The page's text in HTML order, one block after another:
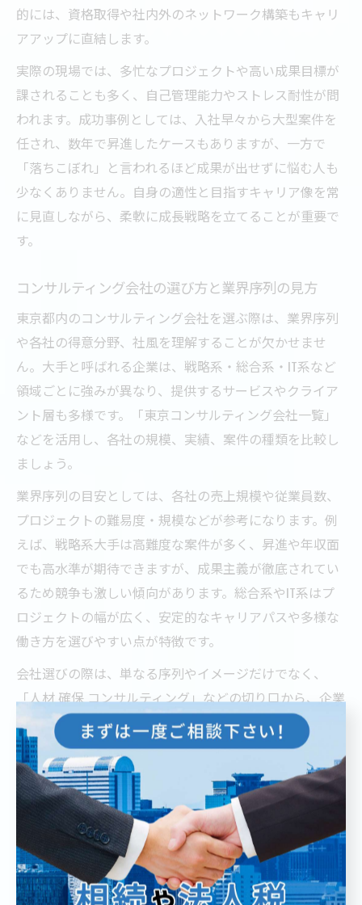
的には、資格取得や社内外のネットワーク構築もキャリ
アアップに直結します。
実際の現場では、多忙なプロジェクトや高い成果目標が
課されることも多く、自己管理能力やストレス耐性が問
われます。成功事例としては、入社早々から大型案件を
任され、数年で昇進したケースもありますが、一方で
「落ちこぼれ」と言われるほど成果が出せずに悩む人も
少なくありません。自身の適性と目指すキャリア像を常
に見直しながら、柔軟に成長戦略を立てることが重要で
す。
コンサルティング会社の選び方と業界序列の見方
東京都内のコンサルティング会社を選ぶ際は、業界序列
や各社の得意分野、社風を理解することが欠かせませ
ん。大手と呼ばれる企業は、戦略系・総合系・IT系など
領域ごとに強みが異なり、提供するサービスやクライア
ント層も多様です。「東京コンサルティング会社一覧」
などを活用し、各社の規模、実績、案件の種類を比較し
ましょう。
業界序列の目安としては、各社の売上規模や従業員数、
プロジェクトの難易度・規模などが参考になります。例
えば、戦略系大手は高難度な案件が多く、昇進や年収面
でも高水準が期待できますが、成果主義が徹底されてい
るため競争も激しい傾向があります。総合系やIT系はプ
ロジェクトの幅が広く、安定的なキャリアパスや多様な
働き方を選びやすい点が特徴です。
会社選びの際は、単なる序列やイメージだけでなく、
「人材 確保 コンサルティング」などの切り口から、企業
の成長性や人材育成方針も確認してください。業界内で
のポジションや将来的な転職市場での価値も意識し、自
身の目標に最適な会社を選ぶことが、後悔しないキャリ
ア形成につながります。
コンサル業界で勝ち組を目指すキャリア形成術
コンサル業界で「勝ち組」と呼ばれるキャリアを築くに
は、単なる年収や昇進スピードだけでなく、専門性と市